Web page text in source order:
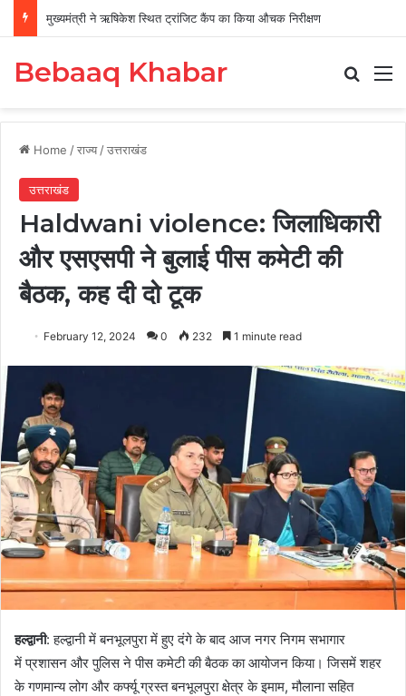
मुख्यमंत्री ने ऋषिकेश स्थित ट्रांजिट कैंप का किया औचक निरीक्षण
Bebaaq Khabar
Home /राज्य /उत्तराखंड
उत्तराखंड
Haldwani violence: जिलाधिकारी
और एसएसपी ने बुलाई पीस कमेटी की
बैठक, कह दी दो टूक
February 12, 2024 0 232 1 minute read
हल्द्वानी: हल्द्वानी में बनभूलपुरा में हुए दंगे के बाद आज नगर निगम सभागार
में प्रशासन और पुलिस ने पीस कमेटी की बैठक का आयोजन किया। जिसमें शहर
के गणमान्य लोग और कर्फ्यू ग्रस्त बनभूलपुरा क्षेत्र के इमाम, मौलाना सहित